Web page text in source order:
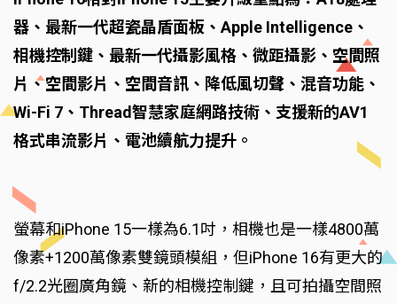
器、最新一代超瓷晶盾面板、Apple Intelligence、
相機控制鍵、最新一代攝影風格、微距攝影、空間照
片、空間影片、空間音訊、降低風切聲、混音功能、
Wi-Fi 7、Thread智慧家庭網路技術、支援新的AV1
格式串流影片、電池續航力提升。
螢幕和iPhone 15一樣為6.1吋，相機也是一樣4800萬
像素+1200萬像素雙鏡頭模組，但iPhone 16有更大的
f/2.2光圈廣角鏡、新的相機控制鍵，且可拍攝空間照